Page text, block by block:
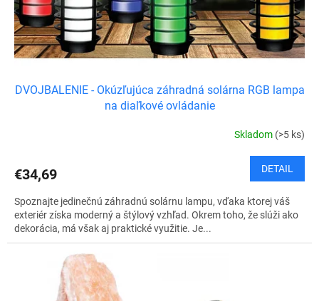
DVOJBALENIE - Okúzľujúca záhradná solárna RGB lampa
na diaľkové ovládanie
Skladom (>5 ks)
€34,69 DETAIL
Spoznajte jedinečnú záhradnú solárnu lampu, vďaka ktorej váš
exteriér získa moderný a štýlový vzhľad. Okrem toho, že slúži ako
dekorácia, má však aj praktické využitie. Je...